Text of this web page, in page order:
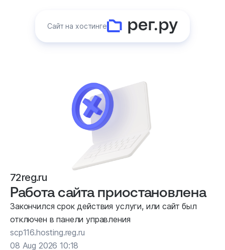
Сайт на хостинге
72reg.ru
Работа сайта приостановлена
Закончился срок действия услуги, или сайт был
отключен в панели управления
scp116.hosting.reg.ru
08 Aug 2026 10:18